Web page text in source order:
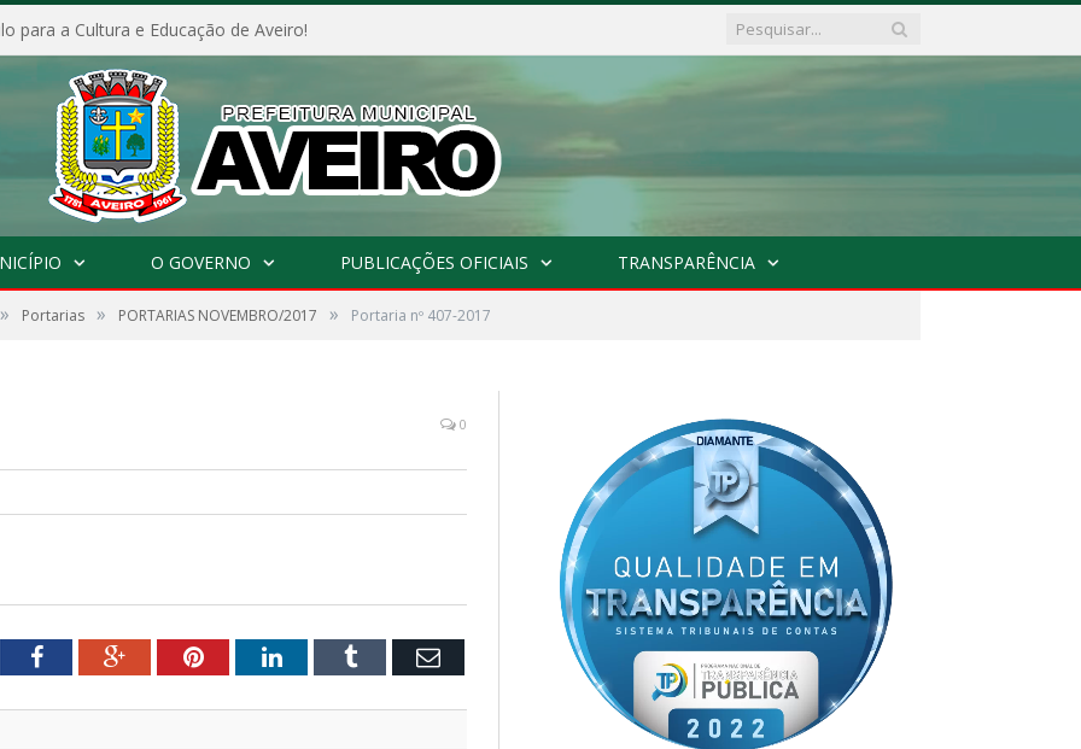
para a Cultura e Educação de Aveiro!
O GOVERNO PUBLICAÇÕES OFICIAIS TRANSPARÊNCIA
» Portarias » PORTARIAS NOVEMBRO/2017 » Portaria nº 407-2017
0
FacebookGoogle+PinterestLinkedInTumblr Email